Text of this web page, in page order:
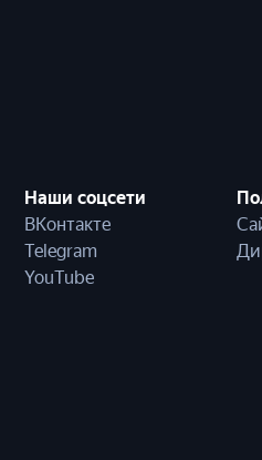
Наши соцсети
ВКонтакте
Telegram
YouTube